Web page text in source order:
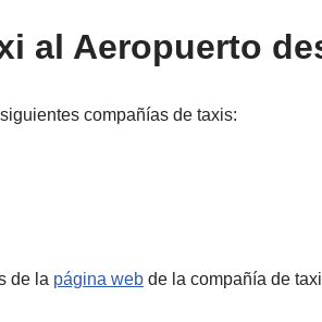
al Aeropuerto
compañías de taxis:
de la página web de la compañía de